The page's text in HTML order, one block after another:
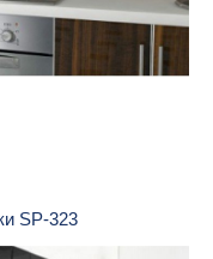
SP-323